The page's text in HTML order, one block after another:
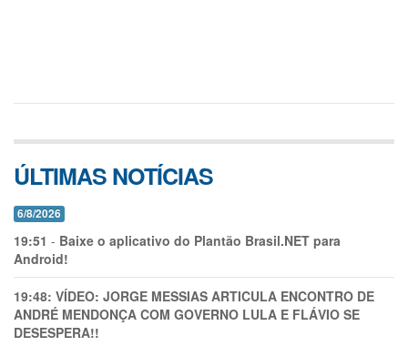
ÚLTIMAS NOTÍCIAS
6/8/2026
19:51 - Baixe o aplicativo do Plantão Brasil.NET para
Android!
19:48: VÍDEO: JORGE MESSIAS ARTICULA ENCONTRO DE
ANDRÉ MENDONÇA COM GOVERNO LULA E FLÁVIO SE
DESESPERA!!